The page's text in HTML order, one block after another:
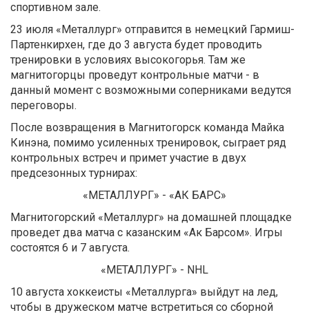
спортивном зале.
23 июля «Металлург» отправится в немецкий Гармиш-
Партенкирхен, где до 3 августа будет проводить
тренировки в условиях высокогорья. Там же
магнитогорцы проведут контрольные матчи - в
данный момент с возможными соперниками ведутся
переговоры.
После возвращения в Магнитогорск команда Майка
Кинэна, помимо усиленных тренировок, сыграет ряд
контрольных встреч и примет участие в двух
предсезонных турнирах:
«МЕТАЛЛУРГ» - «АК БАРС»
Магнитогорский «Металлург» на домашней площадке
проведет два матча с казанским «Ак Барсом». Игры
состоятся 6 и 7 августа.
«МЕТАЛЛУРГ» - NHL
10 августа хоккеисты «Металлурга» выйдут на лед,
чтобы в дружеском матче встретиться со сборной